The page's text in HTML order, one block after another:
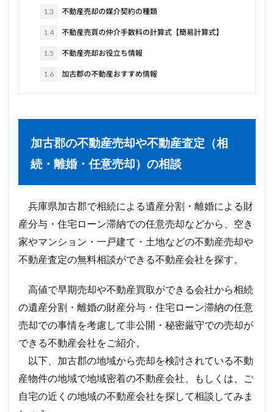
1.3 不動産売却の媒介契約の種類
1.4 不動産売買の仲介手数料の計算式【簡易計算式】
1.5 不動産売却お役立ち情報
1.6 加古郡の不動産おすすめ情報
加古郡の不動産売却や不動産査定（相
続・離婚・任意売却）の相談
兵庫県加古郡で相続による遺産分割・離婚による財
産分与・住宅ローン滞納での任意売却などから、空き
家やマンション・一戸建て・土地などの不動産売却や
不動産査定の無料相談ができる不動産会社を探す。
高値で早期売却や不動産買取ができる会社から相続
の遺産分割・離婚の財産分与・住宅ローン滞納の任意
売却での事情を考慮して非公開・秘密厳守での売却が
できる不動産会社をご紹介。
以下、加古郡の地域から売却を検討されている不動
産物件の地域で地域密着の不動産会社、もしくは、ご
自宅の近くの地域の不動産会社を探して相談してみま